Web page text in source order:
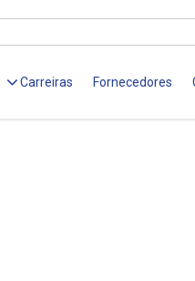
Carreiras Fornecedores